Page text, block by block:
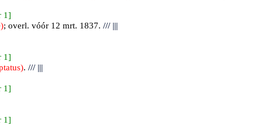
1]
; overl. vóór 12 mrt. 1837. ///|||
1]
. ///|||
1]
1]